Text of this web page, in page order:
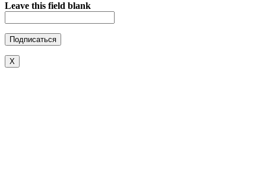
Leave this field blank
X